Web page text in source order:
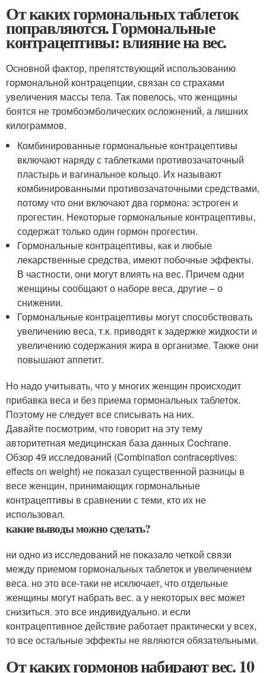
От каких гормональных таблеток
поправляются. Гормональные
контрацептивы: влияние на вес.
Основной фактор, препятствующий использованию
гормональной контрацепции, связан со страхами
увеличения массы тела. Так повелось, что женщины
боятся не тромбоэмболических осложнений, а лишних
килограммов. ⠀
Комбинированные гормональные контрацептивы
включают наряду с таблетками противозачаточный
пластырь и вагинальное кольцо. Их называют
комбинированными противозачаточными средствами,
потому что они включают два гормона: эстроген и
прогестин. Некоторые гормональные контрацептивы,
содержат только один гормон прогестин. ⠀
Гормональные контрацептивы, как и любые
лекарственные средства, имеют побочные эффекты.
В частности, они могут влиять на вес. Причем одни
женщины сообщают о наборе веса, другие – о
снижении.
Гормональные контрацептивы могут способствовать
увеличению веса, т.к. приводят к задержке жидкости и
увеличению содержания жира в организме. Также они
повышают аппетит.
Но надо учитывать, что у многих женщин происходит
прибавка веса и без приема гормональных таблеток.
Поэтому не следует все списывать на них.
Давайте посмотрим, что говорит на эту тему
авторитетная медицинская база данных Cochrane.
Обзор 49 исследований (Combination contraceptives:
effects on weight) не показал существенной разницы в
весе женщин, принимающих гормональные
контрацептивы в сравнении с теми, кто их не
использовал.
какие выводы можно сделать?
ни одно из исследований не показало четкой связи
между приемом гормональных таблеток и увеличением
веса. но это все-таки не исключает, что отдельные
женщины могут набрать вес. а у некоторых вес может
снизиться. это все индивидуально. и если
контрацептивное действие работает практически у всех,
то все остальные эффекты не являются обязательными.
От каких гормонов набирают вес. 10